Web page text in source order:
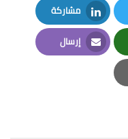
مشاركة
LinkedIn
إرسال
Email